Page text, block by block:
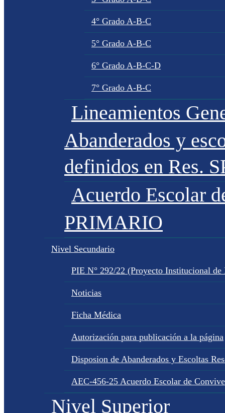
4° Grado A-B-C
5° Grado A-B-C
6° Grado A-B-C-D
7° Grado A-B-C
Lineamientos
Abanderados y
definidos en Res.
Acuerdo Escolar
PRIMARIO
Nivel Secundario
PIE N° 292/22 (Proyecto Institucional de
Noticias
Ficha Médica
Autorización para publicación a la página
Disposion de Abanderados y Escoltas
AEC-456-25 Acuerdo Escolar de
Nivel Superior